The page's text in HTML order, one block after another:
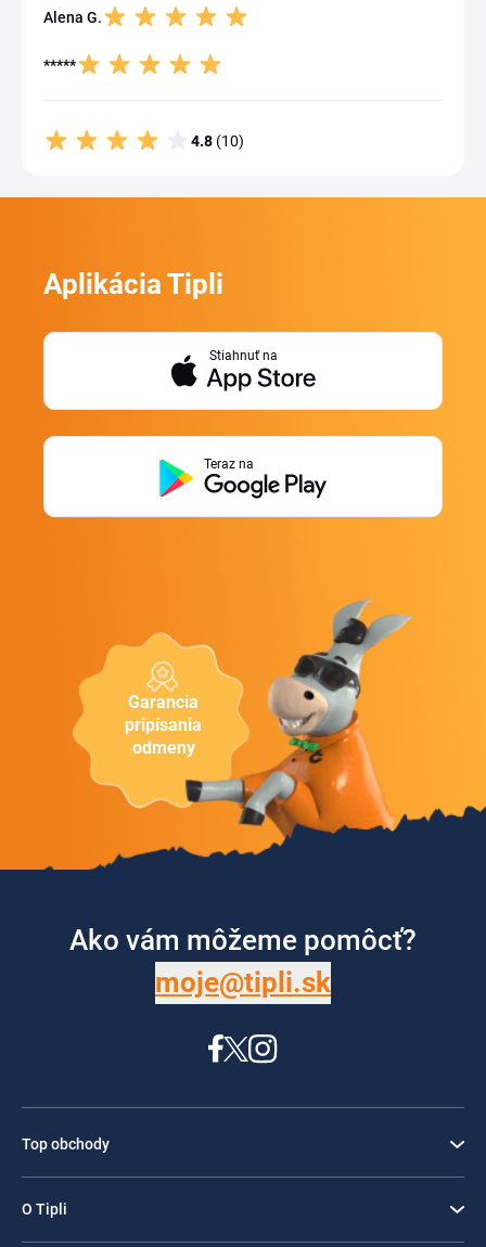
Alena G.
*****
4.8 (10)
Garancia
pripísania
odmeny
Aplikácia Tipli
Stiahnuť na
Teraz na
Ako vám môžeme pomôcť?
moje@tipli.sk
Top obchody
O Tipli